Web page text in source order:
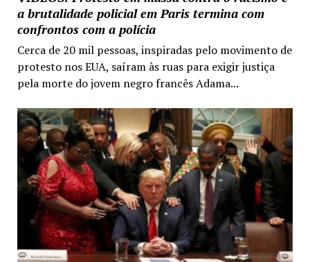
a brutalidade policial em Paris termina com
confrontos com a polícia
Cerca de 20 mil pessoas, inspiradas pelo movimento de
protesto nos EUA, saíram às ruas para exigir justiça
pela morte do jovem negro francês Adama...